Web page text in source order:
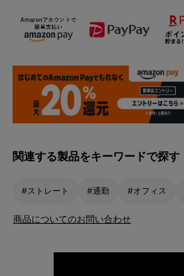
関連する製品をキーワードで探す
#ストレート #通勤 #オフィス
商品についてのお問い合わせ